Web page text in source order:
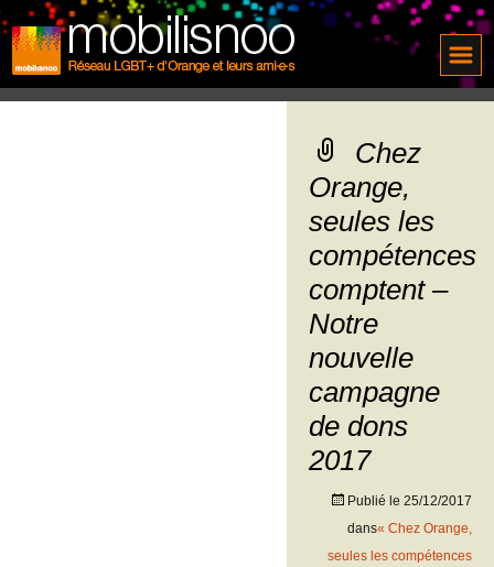
Chez
Orange,
seules les
compétences
comptent –
Notre
nouvelle
campagne
de dons
2017
Publié le 25/12/2017
dans« Chez Orange,
seules les compétences